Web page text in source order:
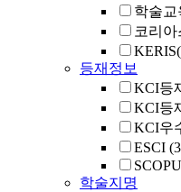
학술교
코리
등재정보
KCI등
KCI등
KCI우
ESCI
학술지명